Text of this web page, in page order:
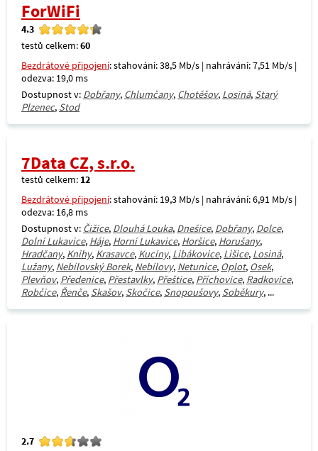
ForWiFi
4.3
testů celkem:60
Bezdrátové připojení: stahování: 38,5 Mb/s | nahrávání: 7,51 Mb/s |
odezva: 19,0 ms
Dostupnost v: Dobřany, Chlumčany, Chotěšov, Losiná, Starý
Plzenec, Stod
7Data CZ, s.r.o.
testů celkem: 12
Bezdrátové připojení: stahování: 19,3 Mb/s | nahrávání: 6,91 Mb/s |
odezva: 16,8 ms
Dostupnost v: Čižice, Dlouhá Louka, Dnešice, Dobřany, Dolce,
Dolní Lukavice, Háje, Horní Lukavice, Horšice, Horušany,
Hradčany, Knihy, Krasavce, Kucíny, Libákovice, Lišice, Losiná,
Lužany, Nebílovský Borek, Nebílovy, Netunice, Oplot, Osek,
Plevňov, Předenice, Přestavlky, Přeštice, Příchovice, Radkovice,
Robčice, Řenče, Skašov, Skočice, Snopoušovy, Soběkury, ...
2.7